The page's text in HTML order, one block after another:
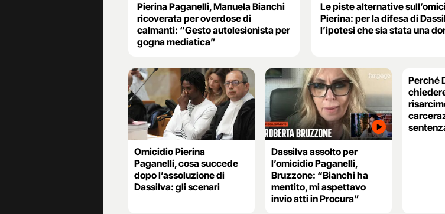
Pierina Paganelli, Manuela Bianchi
ricoverata per overdose di
calmanti: “Gesto autolesionista per
gogna mediatica”
Le piste alternative
Pierina: per la difesa di
l’ipotesi che sia stata una
Omicidio Pierina
Paganelli, cosa succede
dopo l’assoluzione di
Dassilva: gli scenari
Dassilva assolto per
l’omicidio Paganelli,
Bruzzone: “Bianchi ha
mentito, mi aspettavo
invio atti in Procura”
Perché